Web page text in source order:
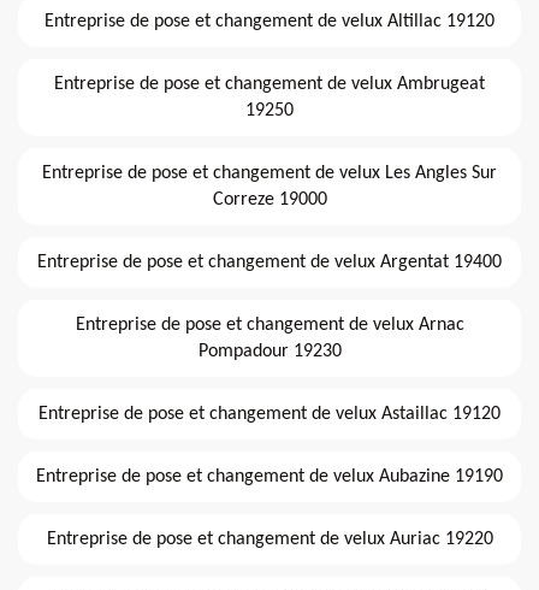
Entreprise de pose et changement de velux Altillac 19120
Entreprise de pose et changement de velux Ambrugeat
19250
Entreprise de pose et changement de velux Les Angles Sur
Correze 19000
Entreprise de pose et changement de velux Argentat 19400
Entreprise de pose et changement de velux Arnac
Pompadour 19230
Entreprise de pose et changement de velux Astaillac 19120
Entreprise de pose et changement de velux Aubazine 19190
Entreprise de pose et changement de velux Auriac 19220